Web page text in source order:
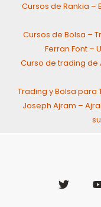
Cursos de Rankia –
Cursos de Bolsa –
Ferran Font –
Curso de trading de
Trading y Bolsa para
Joseph Ajram –